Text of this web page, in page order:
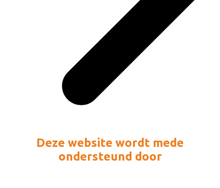
Deze website wordt mede
ondersteund door